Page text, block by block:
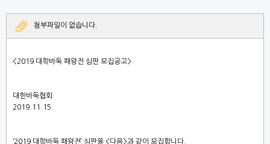
첨부파일이 없습니다.
<2019 대학바둑 패왕전 심판 모집공고>
대한바둑협회
2019.11.15.
‘2019 대학바둑 패왕전’ 심판을 <다음>과 같이 모집합니다